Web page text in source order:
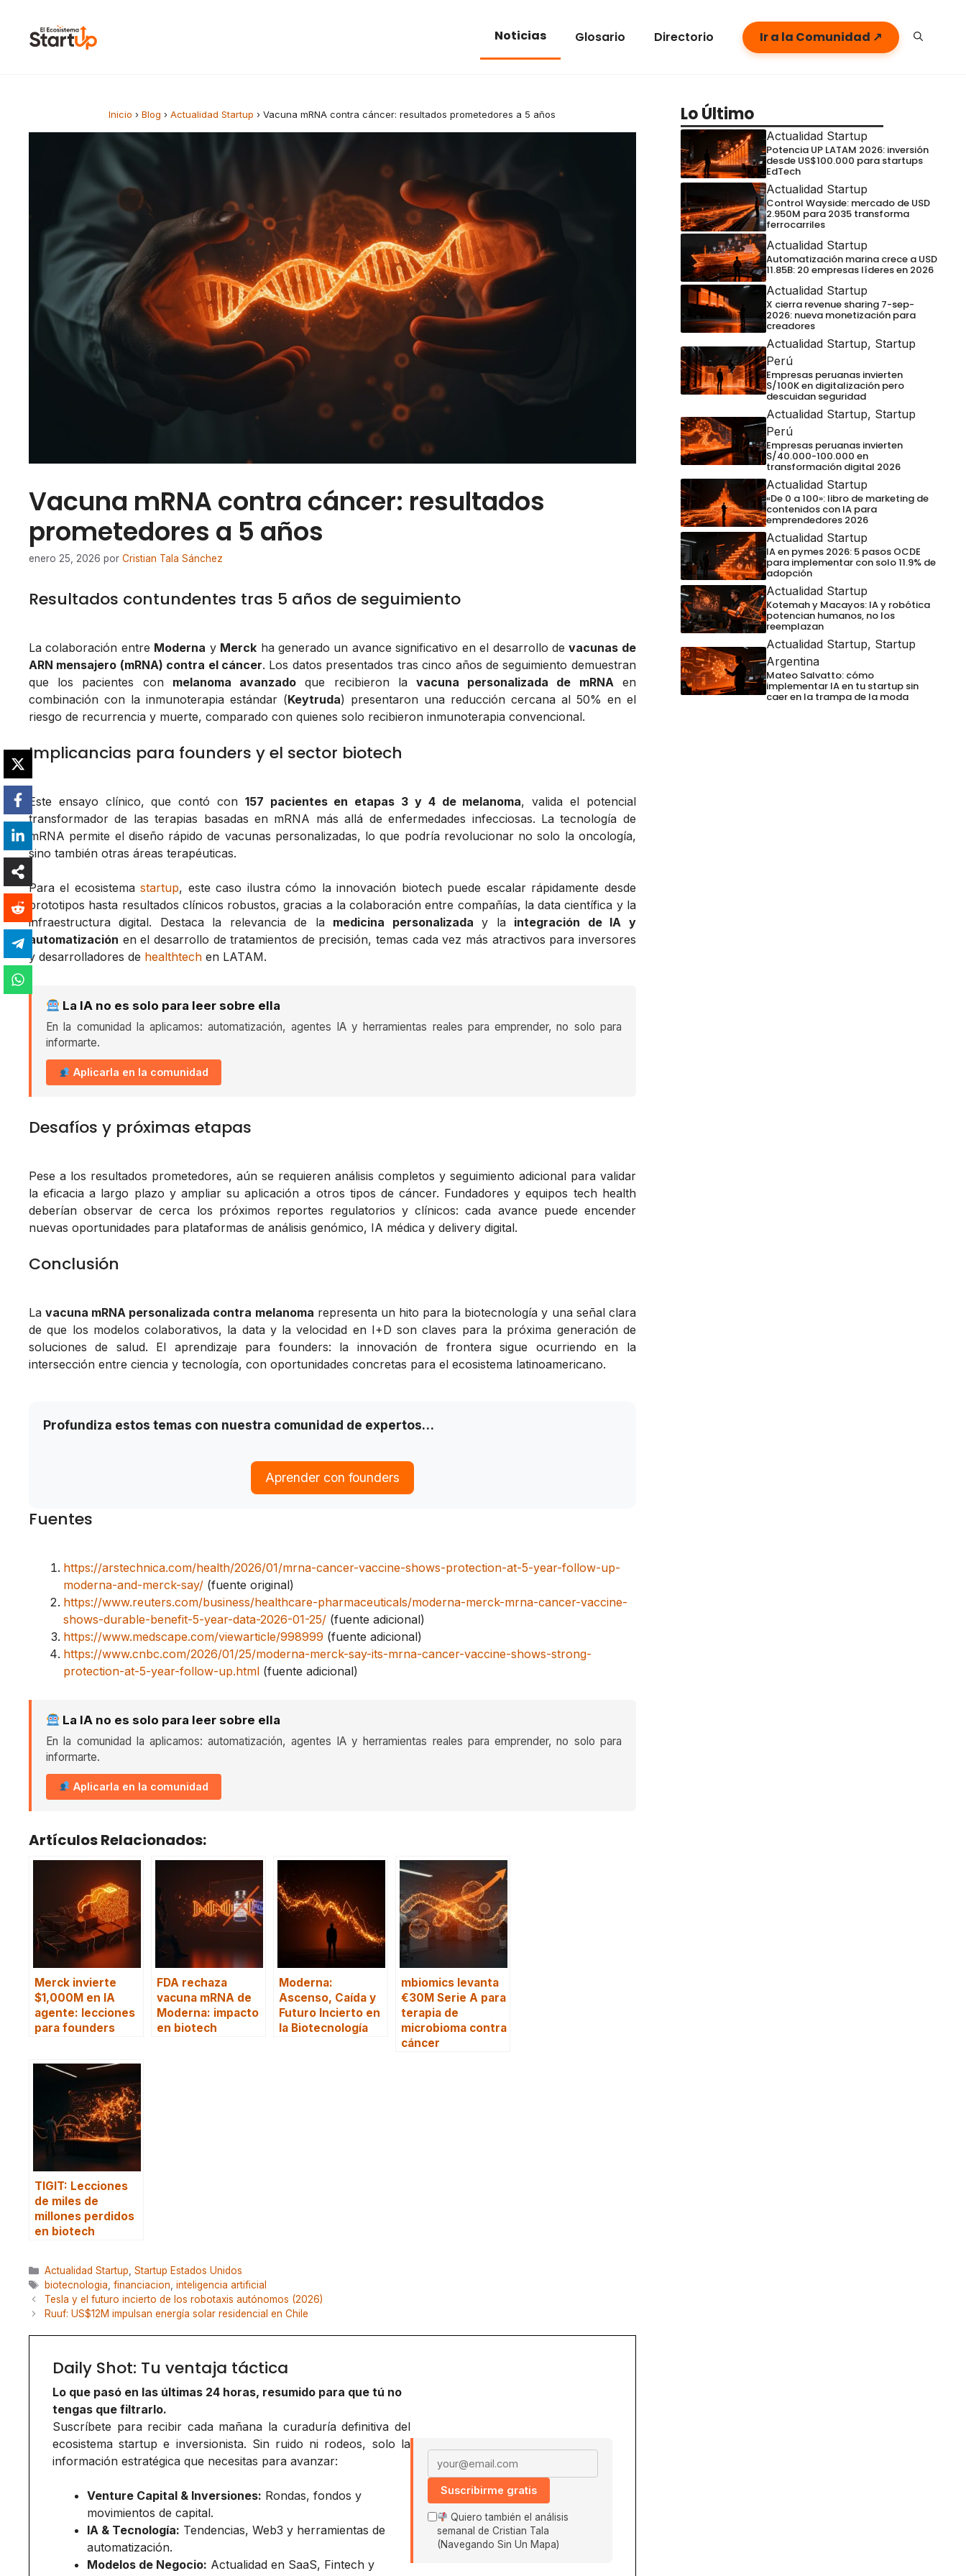
Noticias Glosario Directorio Ir a la Comunidad ↗
Inicio › Blog › Actualidad Startup › Vacuna mRNA contra cáncer: resultados prometedores a 5 años
Vacuna mRNA contra cáncer: resultados
prometedores a 5 años
enero 25, 2026 por Cristian Tala Sánchez
Resultados contundentes tras 5 años de seguimiento
La colaboración entre Moderna y Merck ha generado un avance significativo en el desarrollo devacunas de
ARN mensajero (mRNA) contra el cáncer. Los datos presentados tras cinco años de seguimiento demuestran
que los pacientes con melanoma avanzado que recibieron la vacuna personalizada de mRNAen
combinación con la inmunoterapia estándar (Keytruda) presentaron una reducción cercana al 50% en el
riesgo de recurrencia y muerte, comparado con quienes solo recibieron inmunoterapia convencional.
Implicancias para founders y el sector biotech
Este ensayo clínico, que contó con 157 pacientes en etapas 3 y 4 de melanoma, valida el potencial
transformador de las terapias basadas en mRNA más allá de enfermedades infecciosas. La tecnología de
mRNA permite el diseño rápido de vacunas personalizadas, lo que podría revolucionar no solo la oncología,
sino también otras áreas terapéuticas.
Para el ecosistemastartup, este caso ilustra cómo la innovación biotech puede escalar rápidamente desde
prototipos hasta resultados clínicos robustos, gracias a la colaboración entre compañías, la data científica y la
infraestructura digital. Destaca la relevancia de la medicina personalizada y la integración de IA y
automatización en el desarrollo de tratamientos de precisión, temas cada vez más atractivos para inversores
y desarrolladores de healthtech en LATAM.
La IA no es solo para leer sobre ella
En la comunidad la aplicamos: automatización, agentes IA y herramientas reales para emprender, no solo para
informarte.
Aplicarla en la comunidad
Desafíos y próximas etapas
Pese a los resultados prometedores, aún se requieren análisis completos y seguimiento adicional para validar
la eficacia a largo plazo y ampliar su aplicación a otros tipos de cáncer. Fundadores y equipos tech health
deberían observar de cerca los próximos reportes regulatorios y clínicos: cada avance puede encender
nuevas oportunidades para plataformas de análisis genómico, IA médica y delivery digital.
Conclusión
Lavacuna mRNA personalizada contra melanoma representa un hito para la biotecnología y una señal clara
de que los modelos colaborativos, la data y la velocidad en I+D son claves para la próxima generación de
soluciones de salud. El aprendizaje para founders: la innovación de frontera sigue ocurriendo en la
intersección entre ciencia y tecnología, con oportunidades concretas para el ecosistema latinoamericano.
Profundiza estos temas con nuestra comunidad de expertos…
Aprender con founders
Fuentes
https://arstechnica.com/health/2026/01/mrna-cancer-vaccine-shows-protection-at-5-year-follow-up-
moderna-and-merck-say/ (fuente original)
https://www.reuters.com/business/healthcare-pharmaceuticals/moderna-merck-mrna-cancer-vaccine-
shows-durable-benefit-5-year-data-2026-01-25/ (fuente adicional)
https://www.medscape.com/viewarticle/998999 (fuente adicional)
https://www.cnbc.com/2026/01/25/moderna-merck-say-its-mrna-cancer-vaccine-shows-strong-
protection-at-5-year-follow-up.html (fuente adicional)
La IA no es solo para leer sobre ella
En la comunidad la aplicamos: automatización, agentes IA y herramientas reales para emprender, no solo para
informarte.
Aplicarla en la comunidad
Artículos Relacionados:
Merck invierte
$1,000M en IA
agente: lecciones
para founders
FDA rechaza
vacuna mRNA de
Moderna: impacto
en biotech
Moderna:
Ascenso, Caída y
Futuro Incierto en
la Biotecnología
mbiomics levanta
€30M Serie A para
terapia de
microbioma contra
cáncer
TIGIT: Lecciones
de miles de
millones perdidos
en biotech
Categorías
Actualidad Startup Startup Estados Unidos
Etiquetas
biotecnologia financiacion inteligencia artificial
Tesla y el futuro incierto de los robotaxis autónomos (2026)
Ruuf: US$12M impulsan energía solar residencial en Chile
Daily Shot: Tu ventaja táctica
Lo que pasó en las últimas 24 horas, resumido para que tú no
tengas que filtrarlo.
Suscríbete para recibir cada mañana la curaduría definitiva del
ecosistema startup e inversionista. Sin ruido ni rodeos, solo la
información estratégica que necesitas para avanzar:
Venture Capital & Inversiones: Rondas, fondos y
movimientos de capital.
IA & Tecnología: Tendencias, Web3 y herramientas de
automatización.
Modelos de Negocio: Actualidad en SaaS, Fintech y
Email address
Suscribirme gratis
Quiero también el análisis
semanal de Cristian Tala
(Navegando Sin Un Mapa)
Lo Último
Actualidad Startup
Potencia UP LATAM 2026: inversión
desde US$100.000 para startups
EdTech
Actualidad Startup
Control Wayside: mercado de USD
2.950M para 2035 transforma
ferrocarriles
Actualidad Startup
Automatización marina crece a USD
11.85B: 20 empresas líderes en 2026
Actualidad Startup
X cierra revenue sharing 7-sep-
2026: nueva monetización para
creadores
Actualidad Startup, Startup
Perú
Empresas peruanas invierten
S/100K en digitalización pero
descuidan seguridad
Actualidad Startup, Startup
Perú
Empresas peruanas invierten
S/40.000-100.000 en
transformación digital 2026
Actualidad Startup
«De 0 a 100»: libro de marketing de
contenidos con IA para
emprendedores 2026
Actualidad Startup
IA en pymes 2026: 5 pasos OCDE
para implementar con solo 11.9% de
adopción
Actualidad Startup
Kotemah y Macayos: IA y robótica
potencian humanos, no los
reemplazan
Actualidad Startup, Startup
Argentina
Mateo Salvatto: cómo
implementar IA en tu startup sin
caer en la trampa de la moda